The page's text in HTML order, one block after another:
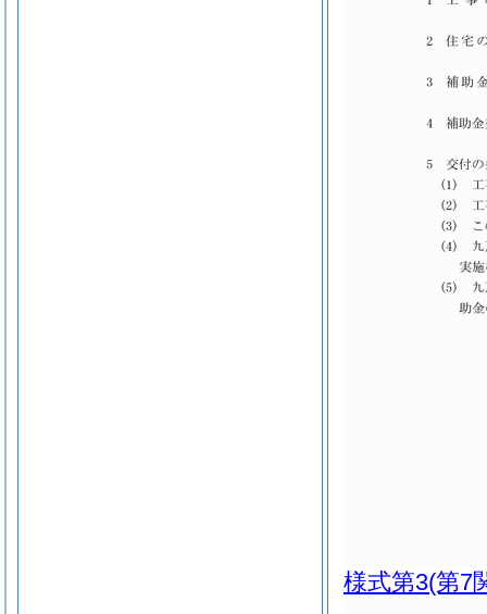
様式第3(第7